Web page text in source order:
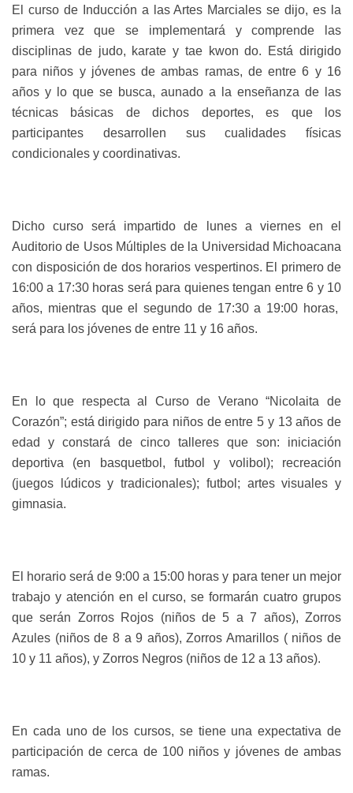
El curso de Inducción a las Artes Marciales se dijo, es la
primera vez que se implementará y comprende las
disciplinas de judo, karate y tae kwon do. Está dirigido
para niños y jóvenes de ambas ramas, de entre 6 y 16
años y lo que se busca, aunado a la enseñanza de las
técnicas básicas de dichos deportes, es que los
participantes desarrollen sus cualidades físicas
condicionales y coordinativas.
Dicho curso será impartido de lunes a viernes en el
Auditorio de Usos Múltiples de la Universidad Michoacana
con disposición de dos horarios vespertinos. El primero de
16:00 a 17:30 horas será para quienes tengan entre 6 y 10
años, mientras que el segundo de 17:30 a 19:00 horas,
será para los jóvenes de entre 11 y 16 años.
En lo que respecta al Curso de Verano “Nicolaita de
Corazón”; está dirigido para niños de entre 5 y 13 años de
edad y constará de cinco talleres que son: iniciación
deportiva (en basquetbol, futbol y volibol); recreación
(juegos lúdicos y tradicionales); futbol; artes visuales y
gimnasia.
El horario será de 9:00 a 15:00 horas y para tener un mejor
trabajo y atención en el curso, se formarán cuatro grupos
que serán Zorros Rojos (niños de 5 a 7 años), Zorros
Azules (niños de 8 a 9 años), Zorros Amarillos ( niños de
10 y 11 años), y Zorros Negros (niños de 12 a 13 años).
En cada uno de los cursos, se tiene una expectativa de
participación de cerca de 100 niños y jóvenes de ambas
ramas.